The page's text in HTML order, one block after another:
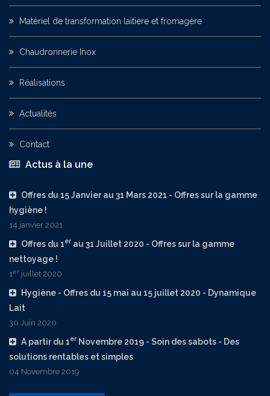
Matériel de transformation laitière et fromagère
Chaudronnerie Inox
Réalisations
Actualités
Contact
Actus à la une
Offres du 15 Janvier au 31 Mars 2021 - Offres sur la gamme
hygiène !
14 janvier 2021
Offres du 1er au 31 Juillet 2020 - Offres sur la gamme
nettoyage !
1 er juillet 2020
Hygiène - Offres du 15 mai au 15 juillet 2020 - Dynamique
Lait
30 Juin 2020
A partir du 1er Novembre 2019 - Soin des sabots - Des
solutions rentables et simples
04 Novembre 2019